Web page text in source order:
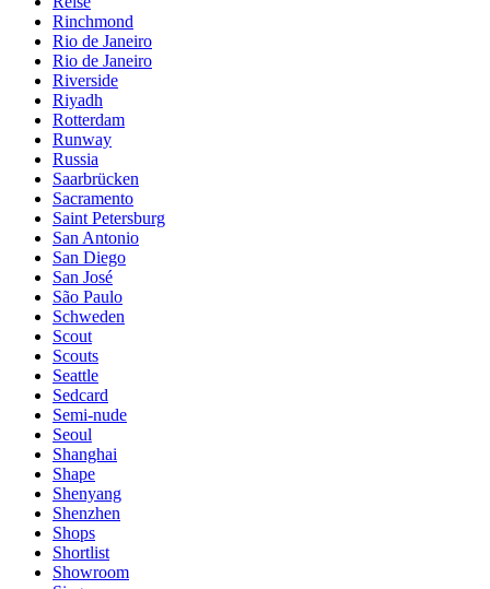
Rinchmond
Rio de Janeiro
Rio de Janeiro
Riverside
Riyadh
Rotterdam
Runway
Russia
Saarbrücken
Sacramento
Saint Petersburg
San Antonio
San Diego
San José
São Paulo
Schweden
Scout
Scouts
Seattle
Sedcard
Semi-nude
Seoul
Shanghai
Shape
Shenyang
Shenzhen
Shops
Shortlist
Showroom